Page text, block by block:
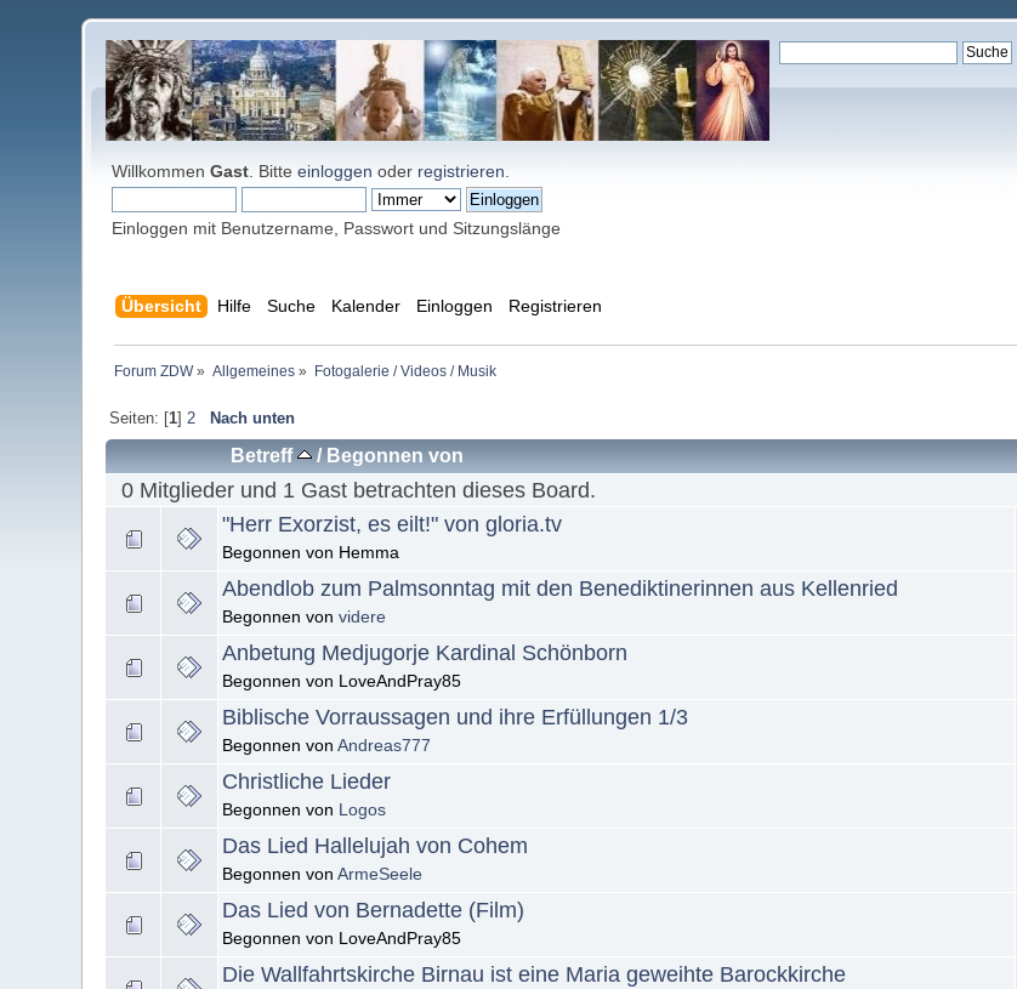
WillkommenGast . Bitteeinloggen oder registrieren
Einloggen mit Benutzername, Passwort und Sitzungslänge
Übersicht Hilfe Suche Kalender Einloggen Registrieren
Forum ZDW» Allgemeines» Fotogalerie / Videos / Musik
Seiten: [1] 2 Nach unten
Betreff / Begonnen von
0 Mitglieder und 1 Gast betrachten dieses Board.
"Herr Exorzist, es eilt!" von gloria.tv
Begonnen von Hemma
Abendlob zum Palmsonntag mit den Benediktinerinnen aus Kellenried
Begonnen vonvidere
Anbetung Medjugorje Kardinal Schönborn
Begonnen von LoveAndPray85
Biblische Vorraussagen und ihre Erfüllungen 1/3
Begonnen vonAndreas777
Christliche Lieder
Begonnen von Logos
Das Lied Hallelujah von Cohem
Begonnen vonArmeSeele
Das Lied von Bernadette (Film)
Begonnen von LoveAndPray85
Die Wallfahrtskirche Birnau ist eine Maria geweihte Barockkirche